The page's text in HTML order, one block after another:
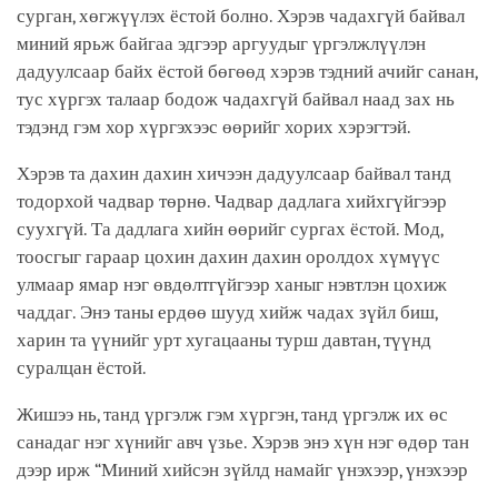
сурган, хөгжүүлэх ёстой болно. Хэрэв чадахгүй байвал
миний ярьж байгаа эдгээр аргуудыг үргэлжлүүлэн
дадуулсаар байх ёстой бөгөөд хэрэв тэдний ачийг санан,
тус хүргэх талаар бодож чадахгүй байвал наад зах нь
тэдэнд гэм хор хүргэхээс өөрийг хорих хэрэгтэй.
Хэрэв та дахин дахин хичээн дадуулсаар байвал танд
тодорхой чадвар төрнө. Чадвар дадлага хийхгүйгээр
суухгүй. Та дадлага хийн өөрийг сургах ёстой. Мод,
тоосгыг гараар цохин дахин дахин оролдох хүмүүс
улмаар ямар нэг өвдөлтгүйгээр ханыг нэвтлэн цохиж
чаддаг. Энэ таны ердөө шууд хийж чадах зүйл биш,
харин та үүнийг урт хугацааны турш давтан, түүнд
суралцан ёстой.
Жишээ нь, танд үргэлж гэм хүргэн, танд үргэлж их өс
санадаг нэг хүнийг авч үзье. Хэрэв энэ хүн нэг өдөр тан
дээр ирж “Миний хийсэн зүйлд намайг үнэхээр, үнэхээр